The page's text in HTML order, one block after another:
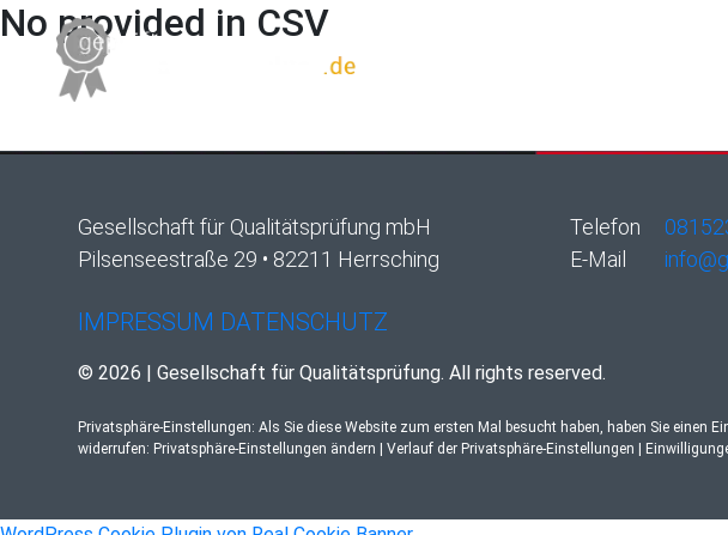
No provided in CSV
Gesellschaft für Qualitätsprüfung mbH
Pilsenseestraße 29 • 82211 Herrsching
Telefon
E-Mail
IMPRESSUM DATENSCHUTZ
© 2026 | Gesellschaft für Qualitätsprüfung. All rights reserved.
Privatsphäre-Einstellungen: Als Sie diese Website zum ersten Mal besucht haben, haben Sie
widerrufen: Privatsphäre-Einstellungen ändern | Verlauf der Privatsphäre-Einstellungen |